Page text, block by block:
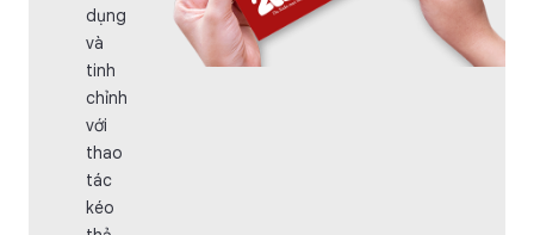
dụng
và
tinh
chỉnh
với
thao
tác
kéo